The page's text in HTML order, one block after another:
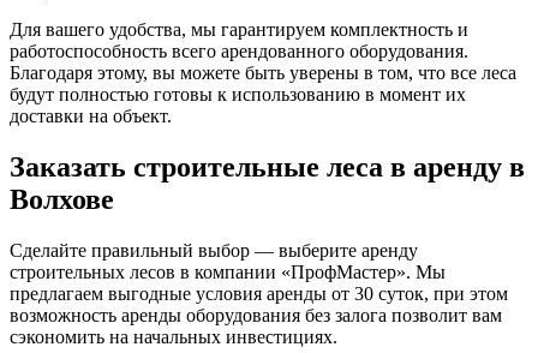
Для вашего удобства, мы гарантируем комплектность и
работоспособность всего арендованного оборудования.
Благодаря этому, вы можете быть уверены в том, что все леса
будут полностью готовы к использованию в момент их
доставки на объект.
Заказать строительные леса в аренду в
Волхове
Сделайте правильный выбор — выберите аренду
строительных лесов в компании «ПрофМастер». Мы
предлагаем выгодные условия аренды от 30 суток, при этом
возможность аренды оборудования без залога позволит вам
сэкономить на начальных инвестициях.